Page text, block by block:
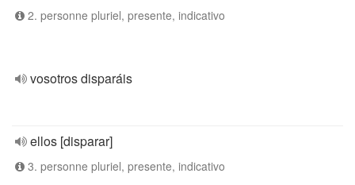
2. personne pluriel, presente, indicativo
vosotros disparáis
ellos [disparar]
3. personne pluriel, presente, indicativo